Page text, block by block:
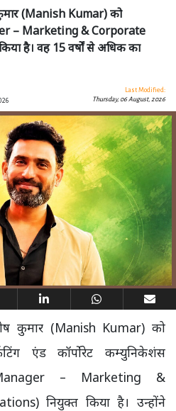
(Manish Kumar) को
– Marketing & Corporate
है। वह 15 वर्षों से अधिक का
Last Modified:
Thursday, 06 August, 2026
कुमार (Manish Kumar) को
एंड कॉर्पोरेट कम्युनिकेशंस
– Marketing &
नियुक्त किया है। उन्होंने